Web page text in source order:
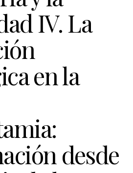
IV. La
en la
desde